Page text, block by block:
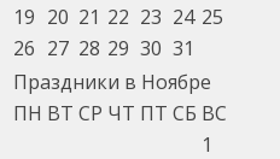
19 20 21 22 23 24 25
26 27 28 29 30 31
Праздники в Ноябре
ПН ВТ СР ЧТ ПТ СБ ВС
1